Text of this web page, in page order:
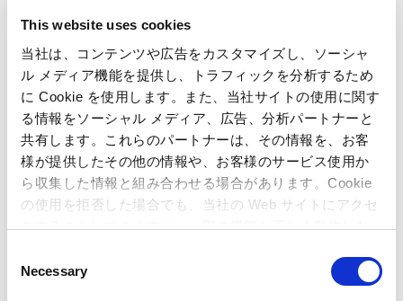
This website uses cookies
当社は、コンテンツや広告をカスタマイズし、ソーシャ
ル メディア機能を提供し、トラフィックを分析するため
に Cookie を使用します。また、当社サイトの使用に関す
る情報をソーシャル メディア、広告、分析パートナーと
共有します。これらのパートナーは、その情報を、お客
様が提供したその他の情報や、お客様のサービス使用か
ら収集した情報と組み合わせる場合があります。Cookie
の使用を拒否した場合でも、当社の Web サイトにアクセ
スすることはできますが、一部の機能が正しく動作しな
Necessary
•対戦ステージ：ランダム選出（イベントモード時、自動でランダムと
なります）
•禁止コスチューム：レインボーミカの職業コスチューム(チアリー
ダー)
•持参したコントローラーの使用は可能ですが誤作動等の責任は
一切負いかねます。
※持ち込みコントローラーを使いたい場合は、ゲームスタート前に
コントローラーを接続いただき「ゲームパッドが接続されました」と
表示されてその後のキーコンフィグで正しくゲームが認識している
ことをご確認ください。正しく認識されないコントローラーは使用
不可となります。
•その他工場出荷設定。
•試合は大会開催日時点で配信している最新バージョンを使用。
•試合中にレバーやボタンが効かない、ゲーム動作がおかしい（通
信エラーなど）が発生した場合、即座にプレイをストップしスタッフ